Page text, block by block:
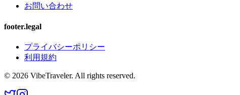
お問い合わせ
footer.legal
プライバシーポリシー
利用規約
© 2026 VibeTraveler. All rights reserved.